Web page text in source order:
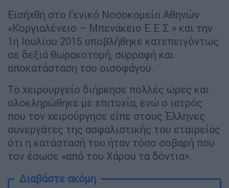
Εισήχθη στο Γενικό Νοσοκομείο Αθηνών
«Κοργιαλένειο – Μπενάκειο Ε.Ε.Σ.» και την
1η Ιουλίου 2015 υποβλήθηκε κατεπειγόντως
σε δεξιά θωρακοτομή, συρραφή και
αποκατάσταση του οισοφάγου.
Το χειρουργείο διήρκησε πολλές ώρες και
ολοκληρώθηκε με επιτυχία, ενώ ο ιατρός
που τον χειρούργησε είπε στους Έλληνες
συνεργάτες της ασφαλιστικής του εταιρείας
ότι η κατάστασή του ήταν τόσο σοβαρή που
τον έσωσε «από του Χάρου τα δόντια».
Διαβάστε ακόμη